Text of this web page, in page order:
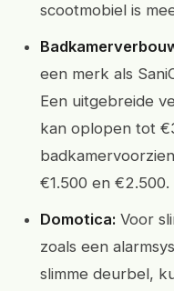
scootmobiel is
een merk als
Een uitgebreide
kan oplopen tot
€1.500 en €2.500.
Domotica: Voor
zoals een
slimme deurbel,